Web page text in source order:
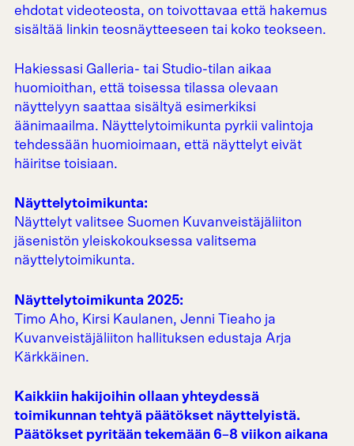
ehdotat videoteosta, on toivottavaa että hakemus
sisältää linkin teosnäytteeseen tai koko teokseen.
Hakiessasi Galleria- tai Studio-tilan aikaa
huomioithan, että toisessa tilassa olevaan
näyttelyyn saattaa sisältyä esimerkiksi
äänimaailma. Näyttelytoimikunta pyrkii valintoja
tehdessään huomioimaan, että näyttelyt eivät
häiritse toisiaan.
Näyttelytoimikunta:
Näyttelyt valitsee Suomen Kuvanveistäjäliiton
jäsenistön yleiskokouksessa valitsema
näyttelytoimikunta.
Näyttelytoimikunta 2025:
Timo Aho, Kirsi Kaulanen, Jenni Tieaho ja
Kuvanveistäjäliiton hallituksen edustaja Arja
Kärkkäinen.
Kaikkiin hakijoihin ollaan yhteydessä
toimikunnan tehtyä päätökset näyttelyistä.
Päätökset pyritään tekemään 6–8 viikon aikana